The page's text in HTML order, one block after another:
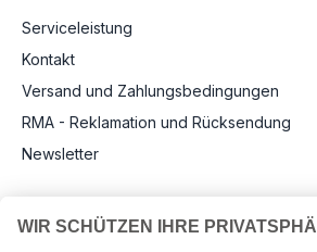
Serviceleistung
Kontakt
Versand und Zahlungsbedingungen
RMA - Reklamation und Rücksendung
Newsletter
Rechtliche Angaben